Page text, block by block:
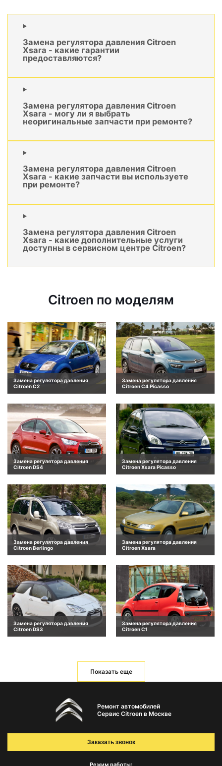
Замена регулятора давления Citroen
Xsara - какие гарантии
предоставляются?
Замена регулятора давления Citroen
Xsara - могу ли я выбрать
неоригинальные запчасти при ремонте?
Замена регулятора давления Citroen
Xsara - какие запчасти вы используете
при ремонте?
Замена регулятора давления Citroen
Xsara - какие дополнительные услуги
доступны в сервисном центре Citroen?
Citroen по моделям
Замена регулятора давления
Citroen C2
Замена регулятора давления
Citroen C4 Picasso
Замена регулятора давления
Citroen DS4
Замена регулятора давления
Citroen Xsara Picasso
Замена регулятора давления
Citroen Berlingo
Замена регулятора давления
Citroen Xsara
Замена регулятора давления
Citroen DS3
Замена регулятора давления
Citroen C1
Показать еще
Ремонт автомобилей
Сервис Citroen в Москве
Заказать звонок